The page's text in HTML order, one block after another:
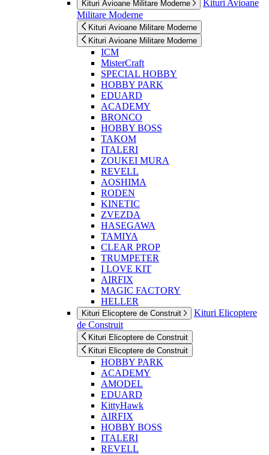
Kituri Avioane Militare Moderne
Kituri Avioane
Militare Moderne
Kituri Avioane Militare Moderne
Kituri Avioane Militare Moderne
ICM
MisterCraft
SPECIAL HOBBY
HOBBY PARK
EDUARD
ACADEMY
BRONCO
HOBBY BOSS
TAKOM
ITALERI
ZOUKEI MURA
REVELL
AOSHIMA
RODEN
KINETIC
ZVEZDA
HASEGAWA
TAMIYA
CLEAR PROP
TRUMPETER
I LOVE KIT
AIRFIX
MAGIC FACTORY
HELLER
Kituri Elicoptere de Construit
Kituri Elicoptere
de Construit
Kituri Elicoptere de Construit
Kituri Elicoptere de Construit
HOBBY PARK
ACADEMY
AMODEL
EDUARD
KittyHawk
AIRFIX
HOBBY BOSS
ITALERI
REVELL